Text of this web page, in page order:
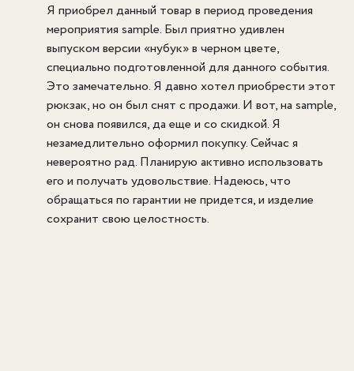
Я приобрел данный товар в период проведения
мероприятия sample. Был приятно удивлен
выпуском версии «нубук» в черном цвете,
специально подготовленной для данного события.
Это замечательно. Я давно хотел приобрести этот
рюкзак, но он был снят с продажи. И вот, на sample,
он снова появился, да еще и со скидкой. Я
незамедлительно оформил покупку. Сейчас я
невероятно рад. Планирую активно использовать
его и получать удовольствие. Надеюсь, что
обращаться по гарантии не придется, и изделие
сохранит свою целостность.